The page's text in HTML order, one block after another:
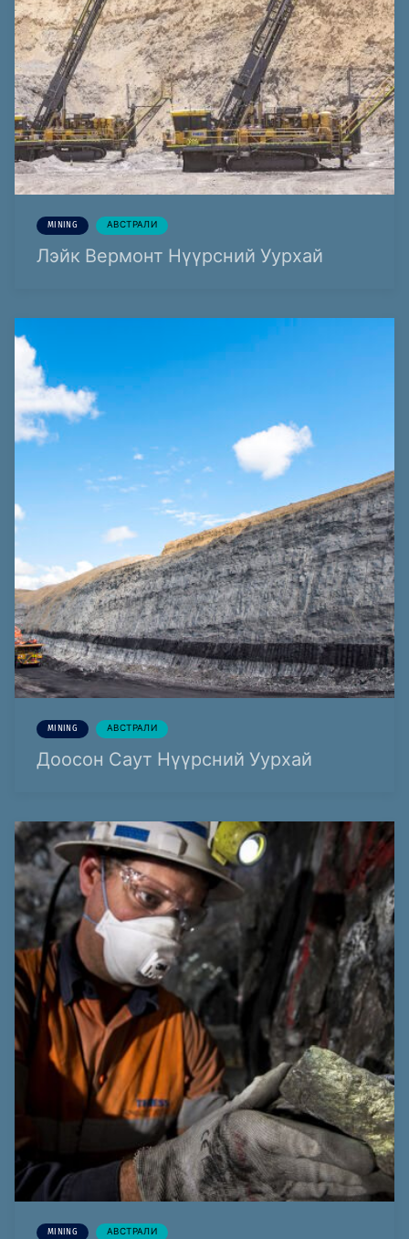
MINING АВСТРАЛИ
Лэйк Вермонт Нүүрсний Уурхай
MINING АВСТРАЛИ
Доосон Саут Нүүрсний Уурхай
MINING АВСТРАЛИ